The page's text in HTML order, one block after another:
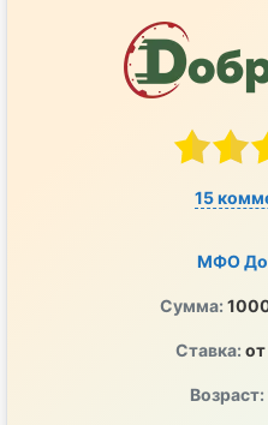
15
МФО
Сумма:
Ставка:
Возраст: